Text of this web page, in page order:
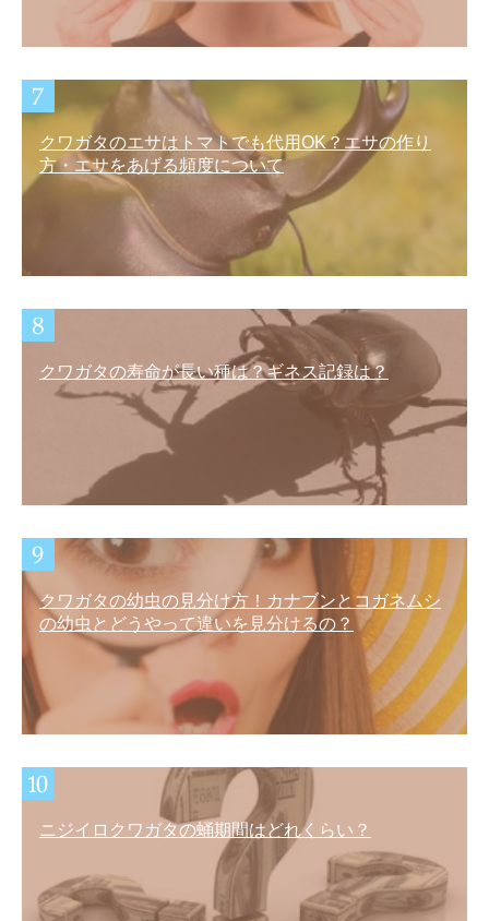
クワガタのエサはトマトでも代用OK？エサの作り
方・エサをあげる頻度について
クワガタの寿命が長い種は？ギネス記録は？
クワガタの幼虫の見分け方！カナブンとコガネムシ
の幼虫とどうやって違いを見分けるの？
ニジイロクワガタの蛹期間はどれくらい？